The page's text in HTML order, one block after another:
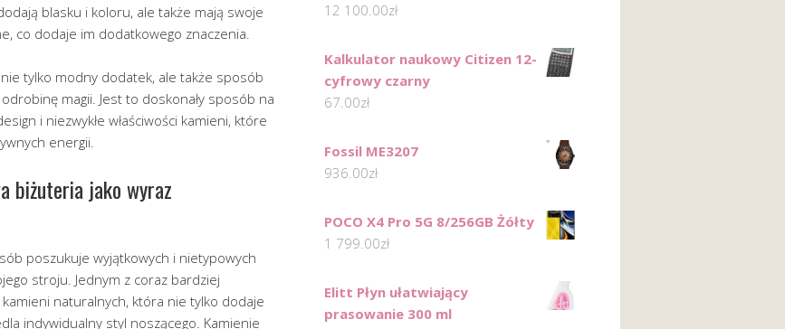
blasku i koloru, ale także mają swoje
co dodaje im dodatkowego znaczenia.
tylko modny dodatek, ale także sposób
magii. Jest to doskonały sposób na
i niezwykłe właściwości kamieni, które
energii.
biżuteria jako wyraz
poszukuje wyjątkowych i nietypowych
stroju. Jednym z coraz bardziej
naturalnych, która nie tylko dodaje
indywidualny styl noszącego. Kamienie
12 100.00zł
Kalkulator naukowy Citizen 12-
cyfrowy czarny
67.00zł
Fossil ME3207
936.00zł
POCO X4 Pro 5G 8/256GB Żółty
1 799.00zł
Elitt Płyn ułatwiający
prasowanie 300 ml